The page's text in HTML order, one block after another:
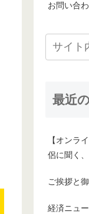
お問い合
最近
【オンラ
侶に聞く
ご挨拶と
経済ニュ